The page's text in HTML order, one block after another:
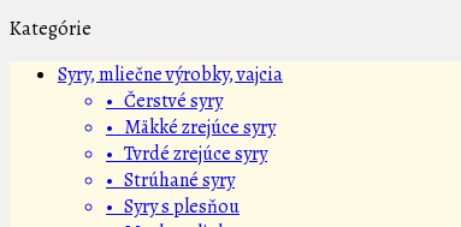
Kategórie
Syry, mliečne výrobky, vajcia
• Čerstvé syry
• Mäkké zrejúce syry
• Tvrdé zrejúce syry
• Strúhané syry
• Syry s plesňou